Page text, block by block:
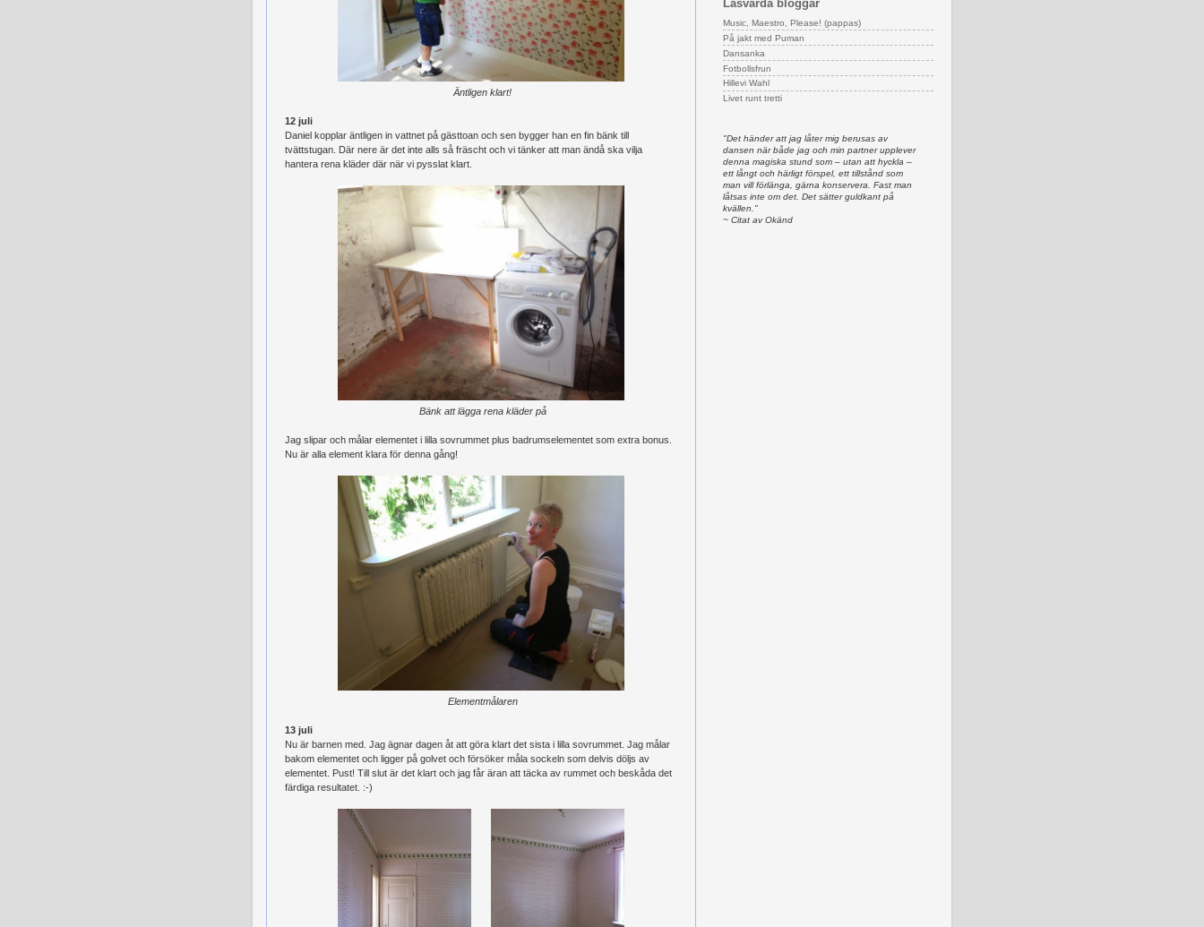
Äntligen klart!
12 juli
Daniel kopplar äntligen in vattnet på gästtoan och sen bygger han en fin bänk till
tvättstugan. Där nere är det inte alls så fräscht och vi tänker att man ändå ska vilja
hantera rena kläder där när vi pysslat klart.
Bänk att lägga rena kläder på
Jag slipar och målar elementet i lilla sovrummet plus badrumselementet som extra bonus.
Nu är alla element klara för denna gång!
Elementmålaren
13 juli
Nu är barnen med. Jag ägnar dagen åt att göra klart det sista i lilla sovrummet. Jag målar
bakom elementet och ligger på golvet och försöker måla sockeln som delvis döljs av
elementet. Pust! Till slut är det klart och jag får äran att täcka av rummet och beskåda det
färdiga resultatet. :-)
Läsvärda bloggar
Music, Maestro, Please! (pappas)
På jakt med Puman
Dansanka
Fotbollsfrun
Hillevi Wahl
Livet runt tretti
"Det händer att jag låter mig berusas av
dansen när både jag och min partner upplever
denna magiska stund som – utan att hyckla –
ett långt och härligt förspel, ett tillstånd som
man vill förlänga, gärna konservera. Fast man
låtsas inte om det. Det sätter guldkant på
kvällen."
~ Citat av Okänd